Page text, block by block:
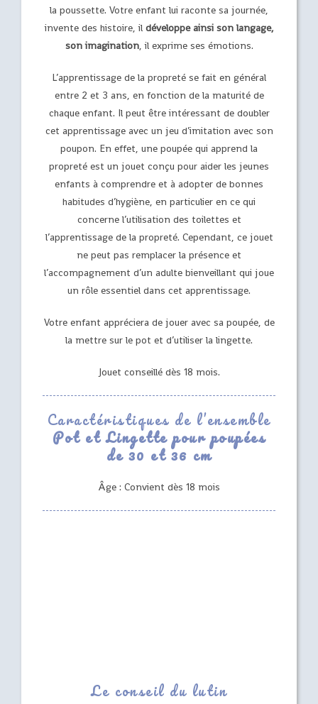
la poussette. Votre enfant lui raconte sa journée,
invente des histoire, il développe ainsi son langage,
son imagination, il exprime ses émotions.
L’apprentissage de la propreté se fait en général
entre 2 et 3 ans, en fonction de la maturité de
chaque enfant. Il peut être intéressant de doubler
cet apprentissage avec un jeu d’imitation avec son
poupon. En effet, une poupée qui apprend la
propreté est un jouet conçu pour aider les jeunes
enfants à comprendre et à adopter de bonnes
habitudes d’hygiène, en particulier en ce qui
concerne l’utilisation des toilettes et
l’apprentissage de la propreté. Cependant, ce jouet
ne peut pas remplacer la présence et
l’accompagnement d’un adulte bienveillant qui joue
un rôle essentiel dans cet apprentissage.
Votre enfant appréciera de jouer avec sa poupée, de
la mettre sur le pot et d’utiliser la lingette.
Jouet conseillé dès 18 mois.
Caractéristiques de l’ensemble
Pot et Lingette pour poupées
de 30 et 36 cm
Âge : Convient dès 18 mois
Le conseil du lutin